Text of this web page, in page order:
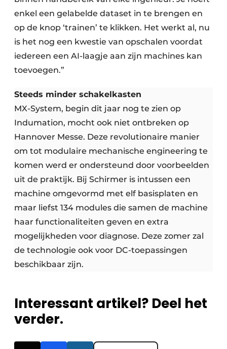
enkel een gelabelde dataset in te brengen en
op de knop ‘trainen’ te klikken. Het werkt al, nu
is het nog een kwestie van opschalen voordat
iedereen een AI-laagje aan zijn machines kan
toevoegen.”
Steeds minder schakelkasten
MX-System, begin dit jaar nog te zien op
Indumation, mocht ook niet ontbreken op
Hannover Messe. Deze revolutionaire manier
om tot modulaire mechanische engineering te
komen werd er ondersteund door voorbeelden
uit de praktijk. Bij Schirmer is intussen een
machine omgevormd met elf basisplaten en
maar liefst 134 modules die samen de machine
haar functionaliteiten geven en extra
mogelijkheden voor diagnose. Deze zomer zal
de technologie ook voor DC-toepassingen
beschikbaar zijn.
Interessant artikel? Deel het
verder.